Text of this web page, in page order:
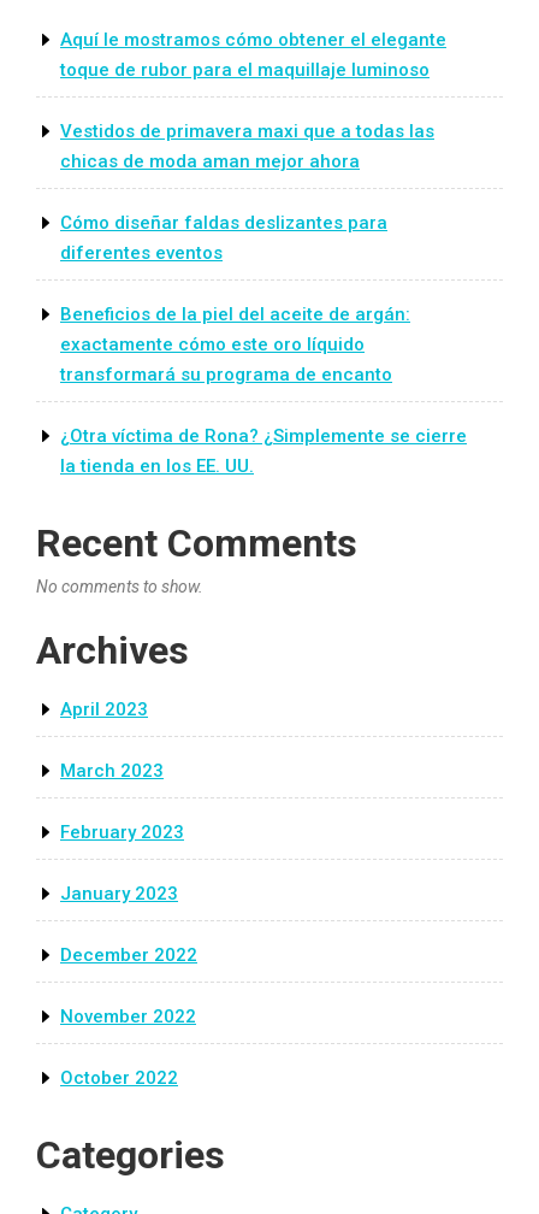
Aquí le mostramos cómo obtener el elegante
toque de rubor para el maquillaje luminoso
Vestidos de primavera maxi que a todas las
chicas de moda aman mejor ahora
Cómo diseñar faldas deslizantes para
diferentes eventos
Beneficios de la piel del aceite de argán:
exactamente cómo este oro líquido
transformará su programa de encanto
¿Otra víctima de Rona? ¿Simplemente se cierre
la tienda en los EE. UU.
Recent Comments
No comments to show.
Archives
April 2023
March 2023
February 2023
January 2023
December 2022
November 2022
October 2022
Categories